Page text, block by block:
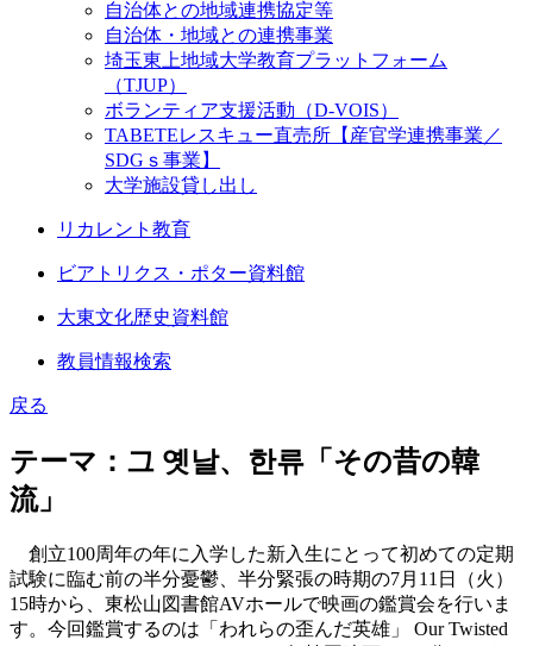
自治体との地域連携協定等
自治体・地域との連携事業
埼玉東上地域大学教育プラットフォーム
（TJUP）
ボランティア支援活動（D-VOIS）
TABETEレスキュー直売所【産官学連携事業／
SDGｓ事業】
大学施設貸し出し
リカレント教育
ビアトリクス・ポター資料館
大東文化歴史資料館
教員情報検索
戻る
テーマ：그 옛날、한류「その昔の韓
流」
創立100周年の年に入学した新入生にとって初めての定期
試験に臨む前の半分憂鬱、半分緊張の時期の7月11日（火）
15時から、東松山図書館AVホールで映画の鑑賞会を行いま
す。今回鑑賞するのは「われらの歪んだ英雄」 Our Twisted